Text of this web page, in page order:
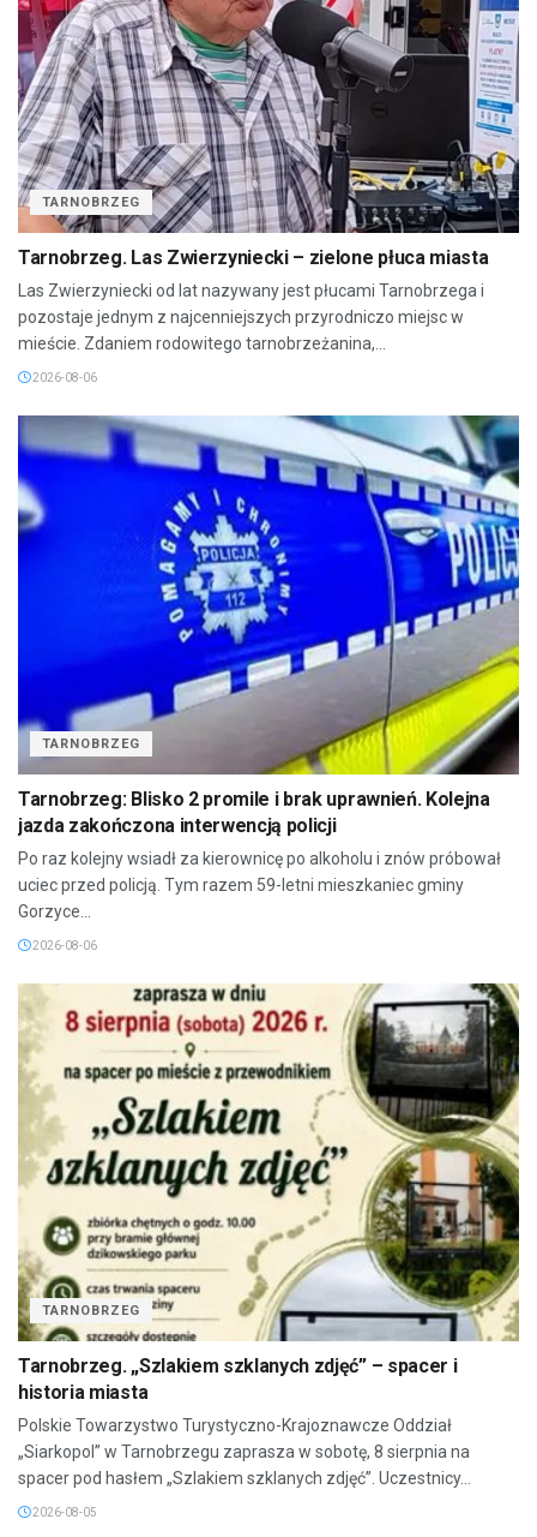
TARNOBRZEG
Tarnobrzeg. Las Zwierzyniecki – zielone płuca miasta
Las Zwierzyniecki od lat nazywany jest płucami Tarnobrzega i
pozostaje jednym z najcenniejszych przyrodniczo miejsc w
mieście. Zdaniem rodowitego tarnobrzeżanina,...
2026-08-06
TARNOBRZEG
Tarnobrzeg: Blisko 2 promile i brak uprawnień. Kolejna
jazda zakończona interwencją policji
Po raz kolejny wsiadł za kierownicę po alkoholu i znów próbował
uciec przed policją. Tym razem 59-letni mieszkaniec gminy
Gorzyce...
2026-08-06
TARNOBRZEG
Tarnobrzeg. „Szlakiem szklanych zdjęć” – spacer i
historia miasta
Polskie Towarzystwo Turystyczno-Krajoznawcze Oddział
„Siarkopol” w Tarnobrzegu zaprasza w sobotę, 8 sierpnia na
spacer pod hasłem „Szlakiem szklanych zdjęć”. Uczestnicy...
2026-08-05